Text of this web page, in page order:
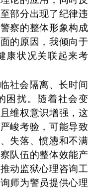
部分出现了纪律违
察的整体形象构成
的原因，我倾向于
康状况关联起来考
社会隔离、长时间
困扰。随着社会变
维权意识增强，这
峻考验，可能导致
失落、愤懑和不满
队伍的整体效能产
动监狱心理咨询工
师为警员提供心理